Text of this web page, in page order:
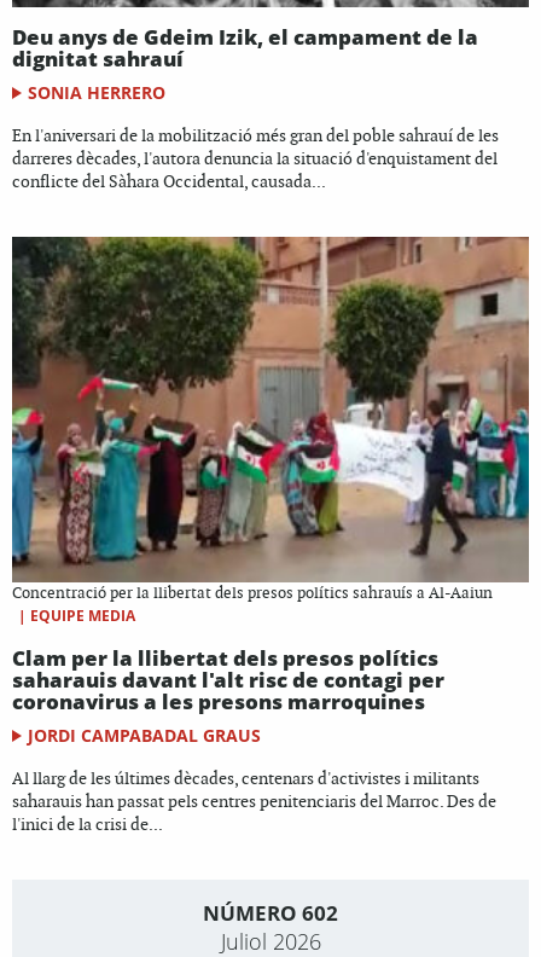
Deu anys de Gdeim Izik, el campament de la
dignitat sahrauí
SONIA HERRERO
En l'aniversari de la mobilització més gran del poble sahrauí de les
darreres dècades, l'autora denuncia la situació d'enquistament del
conflicte del Sàhara Occidental, causada...
Concentració per la llibertat dels presos polítics sahrauís a Al-Aaiun
| EQUIPE MEDIA
Clam per la llibertat dels presos polítics
saharauis davant l'alt risc de contagi per
coronavirus a les presons marroquines
JORDI CAMPABADAL GRAUS
Al llarg de les últimes dècades, centenars d'activistes i militants
saharauis han passat pels centres penitenciaris del Marroc. Des de
l'inici de la crisi de...
NÚMERO 602
Juliol 2026